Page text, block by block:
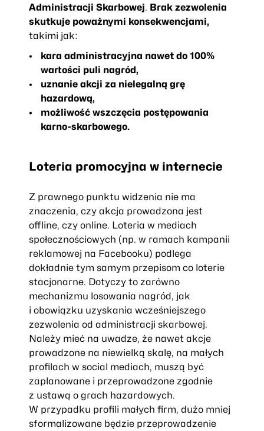
Administracji Skarbowej. Brak zezwolenia
skutkuje poważnymi konsekwencjami,
takimi jak:
kara administracyjna nawet do 100%
wartości puli nagród,
uznanie akcji za nielegalną grę
hazardową,
możliwość wszczęcia postępowania
karno-skarbowego.
Loteria promocyjna w internecie
Z prawnego punktu widzenia nie ma
znaczenia, czy akcja prowadzona jest
offline, czy online. Loteria w mediach
społecznościowych (np. w ramach kampanii
reklamowej na Facebooku) podlega
dokładnie tym samym przepisom co loterie
stacjonarne. Dotyczy to zarówno
mechanizmu losowania nagród, jak
i obowiązku uzyskania wcześniejszego
zezwolenia od administracji skarbowej.
Należy mieć na uwadze, że nawet akcje
prowadzone na niewielką skalę, na małych
profilach w social mediach, muszą być
zaplanowane i przeprowadzone zgodnie
z ustawą o grach hazardowych.
W przypadku profili małych firm, dużo mniej
sformalizowane będzie przeprowadzenie